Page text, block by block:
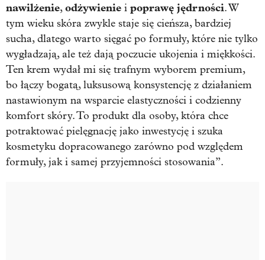
nawilżenie,odżywienie i poprawę jędrności. W
tym wieku skóra zwykle staje się cieńsza, bardziej
sucha, dlatego warto sięgać po formuły, które nie tylko
wygładzają, ale też dają poczucie ukojenia i miękkości.
Ten krem wydał mi się trafnym wyborem premium,
bo łączy bogatą, luksusową konsystencję z działaniem
nastawionym na wsparcie elastyczności i codzienny
komfort skóry. To produkt dla osoby, która chce
potraktować pielęgnację jako inwestycję i szuka
kosmetyku dopracowanego zarówno pod względem
formuły, jak i samej przyjemności stosowania”.